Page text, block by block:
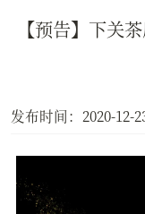
【预告】下关
发布时间：2020-12-